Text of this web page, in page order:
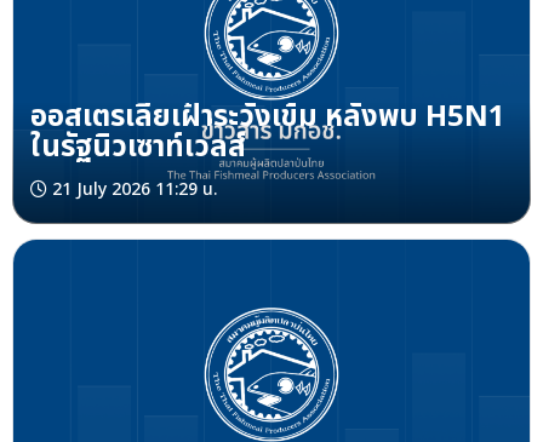
ออสเตรเลียเฝ้าระวังเข้ม หลังพบ H5N1
ในรัฐนิวเซาท์เวลส์
21 July 2026 11:29 น.